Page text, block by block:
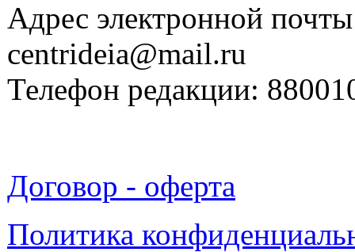
Адрес электронной
centrideia@mail.ru
Телефон редакции:
Договор - оферта
Политика